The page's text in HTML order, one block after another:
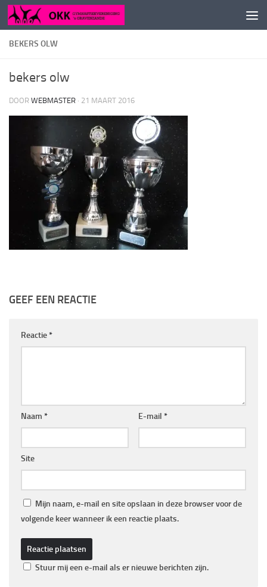
Doorgaan naar inhoud
BEKERS OLW
bekers olw
DOOR WEBMASTER · 21 MAART 2016
GEEF EEN REACTIE
Reactie*
Naam * E-mail *
Site
Mijn naam, e-mail en site opslaan in deze browser voor de
volgende keer wanneer ik een reactie plaats.
Stuur mij een e-mail als er nieuwe berichten zijn.